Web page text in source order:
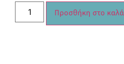
Προσθήκη στο